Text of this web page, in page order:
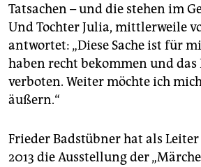
Tatsachen – und die stehen im
Und Tochter Julia, mittlerweile
antwortet: „Diese Sache ist für
haben recht bekommen und
verboten. Weiter möchte ich
äußern.“
Frieder Badstübner hat als
2013 die Ausstellung der